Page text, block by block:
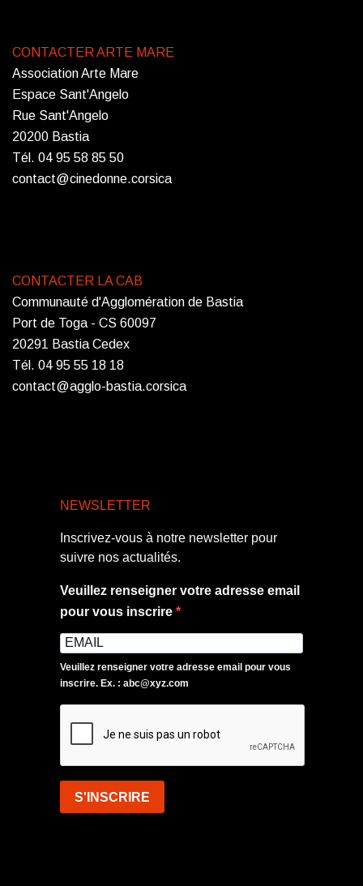
CONTACTER ARTE MARE
Association Arte Mare
Espace Sant'Angelo
Rue Sant'Angelo
20200 Bastia
Tél. 04 95 58 85 50
contact@cinedonne.corsica
CONTACTER LA CAB
Communauté d'Agglomération de Bastia
Port de Toga - CS 60097
20291 Bastia Cedex
Tél. 04 95 55 18 18
contact@agglo-bastia.corsica
NEWSLETTER
Inscrivez-vous à notre newsletter pour
suivre nos actualités.
Veuillez renseigner votre adresse email
pour vous inscrire
Veuillez renseigner votre adresse email pour vous
inscrire. Ex. : abc@xyz.com
S'INSCRIRE